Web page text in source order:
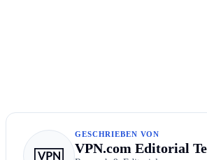
GESCHRIEBEN VON
VPN.com Editorial